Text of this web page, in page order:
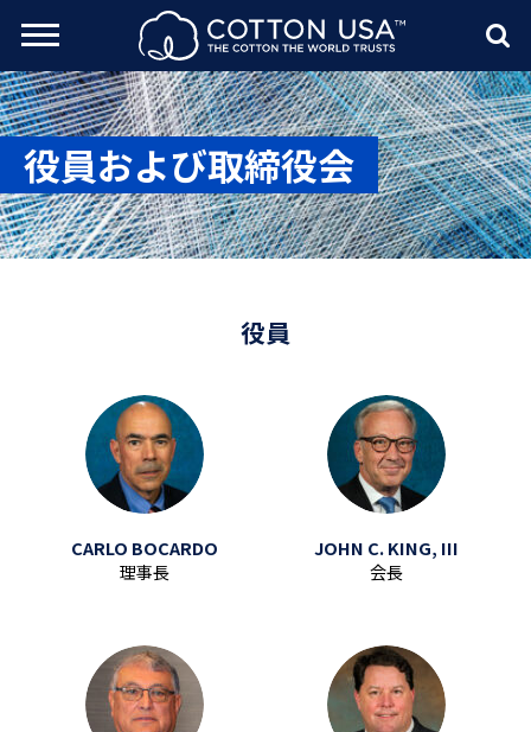
Menu
Toggle
役員および取締役会
役員
CARLO BOCARDO
理事長
JOHN C. KING, III
会長